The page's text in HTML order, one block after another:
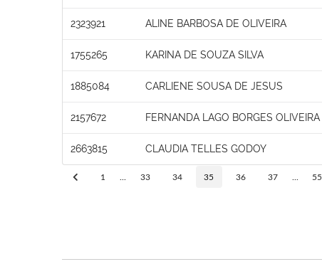
2323921 ALINE BARBOSA DE OLIVEIRA
1755265 KARINA DE SOUZA SILVA
1885084 CARLIENE SOUSA DE JESUS
2157672 FERNANDA LAGO BORGES OLIVEIRA
2663815 CLAUDIA TELLES GODOY
1 33 34 35 36 37 55